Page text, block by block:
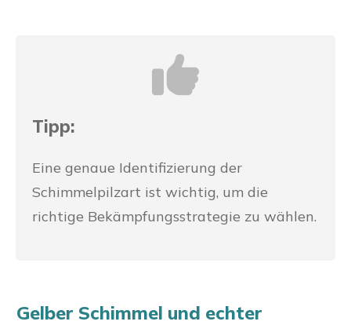
Tipp:
Eine genaue Identifizierung der
Schimmelpilzart ist wichtig, um die
richtige Bekämpfungsstrategie zu wählen.
Gelber Schimmel und echter